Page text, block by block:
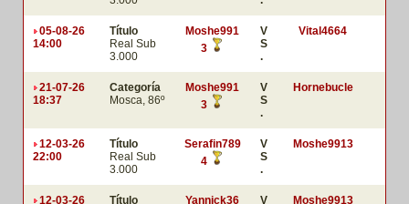
05-08-26
14:00
Título
Real Sub
3.000
Moshe991
3
V
S
.
Vital4664
21-07-26
18:37
Categoría
Mosca, 86º
Moshe991
3
V
S
.
Hornebucle
12-03-26
22:00
Título
Real Sub
3.000
Serafin789
4
V
S
.
Moshe9913
12-03-26 Título Yannick36 V Moshe9913